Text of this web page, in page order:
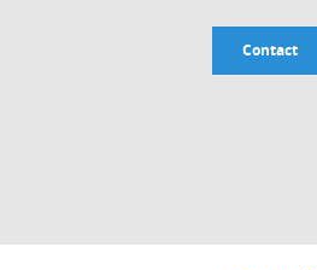
Contact